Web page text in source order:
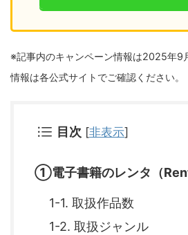
※記事内のキャンペーン情報は2025年9
情報は各公式サイトでご確認ください。
目次 [非表示]
①電子書籍のレンタ（
1-1. 取扱作品数
1-2. 取扱ジャンル